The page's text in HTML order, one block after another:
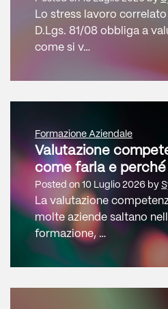
Lo stress lavoro correlato
D.Lgs. 81/08 obbliga a
come si v…
Formazione Aziendale
Valutazione
come farla e
Posted on10 Luglio 2026 by
La valutazione
molte aziende saltano
formazione, …